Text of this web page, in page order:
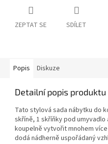
ZEPTAT SE SDÍLET
Popis Diskuze
Detailní popis produktu
Tato stylová sada nábytku do
skříně, 1 skříňky pod umyvadlo
koupelně vytvořit mnohem
dodá nádherně uspořádaný